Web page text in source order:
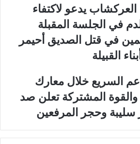
العركشاب يدعو لاكتفاء
في الجلسة المقبلة
في قتل الصديق أحيمر
القبيلة
السريع خلال معارك
المشتركة تعلن صد
وحجر المرفعين